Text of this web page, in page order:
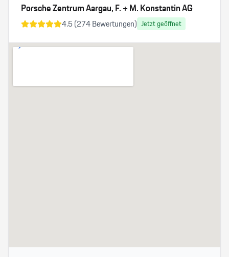
Porsche Zentrum Aargau, F. + M. Konstantin AG
4.5(274Bewertungen) Jetzt geöffnet